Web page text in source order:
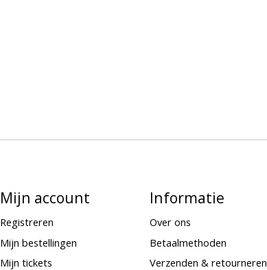
Mijn account
Registreren
Mijn bestellingen
Mijn tickets
Informatie
Over ons
Betaalmethoden
Verzenden & retourneren